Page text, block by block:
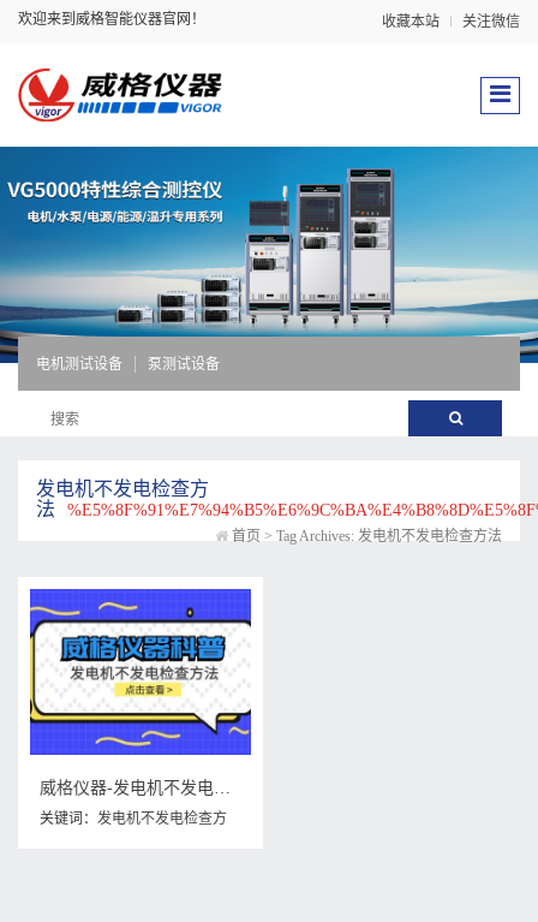
欢迎来到威格智能仪器官网！ 收藏本站 关注微信
电机测试设备 泵测试设备
发电机不发电检查方
法
首页 > Tag Archives: 发电机不发电检查方法
威格仪器-发电机不发电检查方法
关键词： 发电机不发电检查方